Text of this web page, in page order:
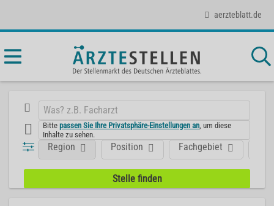
aerzteblatt.de
Bittepassen Sie Ihre Privatsphäre-Einstellungen an , um diese
Inhalte zu sehen.
Position Fachgebiet
Region